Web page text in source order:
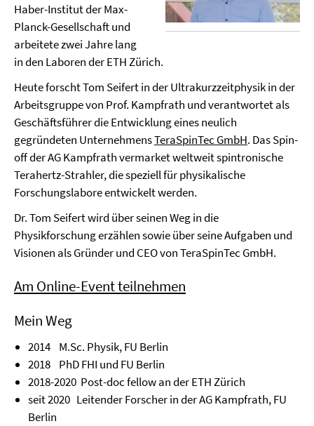
Haber-Institut der Max-
Planck-Gesellschaft und
arbeitete zwei Jahre lang
in den Laboren der ETH Zürich.
Heute forscht Tom Seifert in der Ultrakurzzeitphysik in der
Arbeitsgruppe von Prof. Kampfrath und verantwortet als
Geschäftsführer die Entwicklung eines neulich
gegründeten UnternehmensTeraSpinTec GmbH. Das Spin-
off der AG Kampfrath vermarket weltweit spintronische
Terahertz-Strahler, die speziell für physikalische
Forschungslabore entwickelt werden.
Dr. Tom Seifert wird über seinen Weg in die
Physikforschung erzählen sowie über seine Aufgaben und
Visionen als Gründer und CEO von TeraSpinTec GmbH.
Am Online-Event teilnehmen
Mein Weg
2014 M.Sc. Physik, FU Berlin
2018 PhD FHI und FU Berlin
2018-2020 Post-doc fellow an der ETH Zürich
seit 2020 Leitender Forscher in der AG Kampfrath, FU
Berlin